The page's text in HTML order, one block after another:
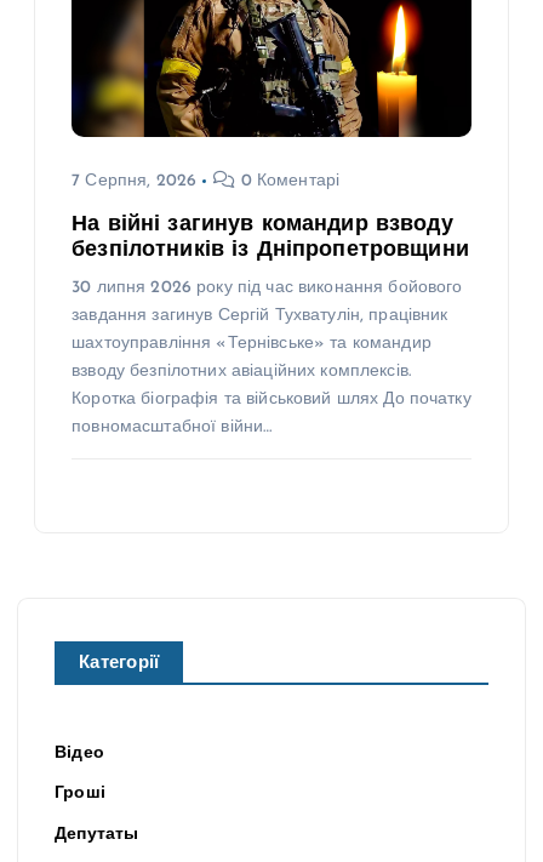
7 Серпня, 2026 0 Коментарі
На війні загинув командир взводу
безпілотників із Дніпропетровщини
30 липня 2026 року під час виконання бойового
завдання загинув Сергій Тухватулін, працівник
шахтоуправління «Тернівське» та командир
взводу безпілотних авіаційних комплексів.
Коротка біографія та військовий шлях До початку
повномасштабної війни…
Категорії
Відео
Гроші
Депутаты